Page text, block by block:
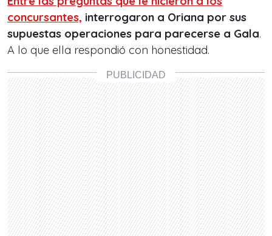
concursantes, interrogaron a Oriana por sus
supuestas operaciones para parecerse a Gala.
A lo que ella respondió con honestidad.